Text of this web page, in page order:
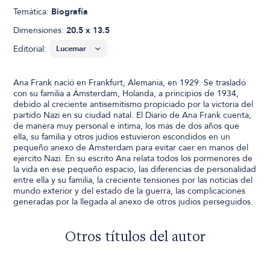
Temática: Biografía
Dimensiones:20.5 x 13.5
Editorial:
Ana Frank nació en Frankfurt, Alemania, en 1929. Se trasladó
con su familia a Ámsterdam, Holanda, a principios de 1934,
debido al creciente antisemitismo propiciado por la victoria del
partido Nazi en su ciudad natal. El Diario de Ana Frank cuenta,
de manera muy personal e íntima, los más de dos años que
ella, su familia y otros judíos estuvieron escondidos en un
pequeño anexo de Ámsterdam para evitar caer en manos del
ejército Nazi. En su escrito Ana relata todos los pormenores de
la vida en ese pequeño espacio, las diferencias de personalidad
entre ella y su familia, la creciente tensiones por las noticias del
mundo exterior y del estado de la guerra, las complicaciones
generadas por la llegada al anexo de otros judíos perseguidos.
Otros títulos del autor